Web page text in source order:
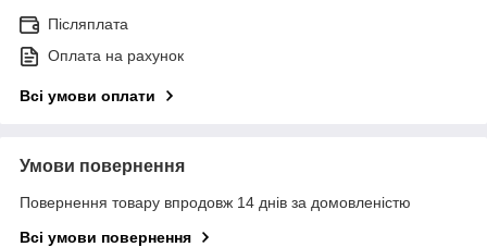
Післяплата
Оплата на рахунок
Всі умови оплати
Умови повернення
Повернення товару впродовж 14 днів за домовленістю
Всі умови повернення